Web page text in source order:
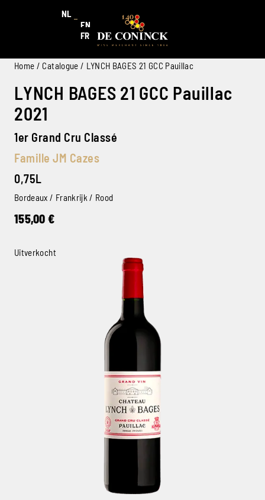
NL
EN
FR
Home / Catalogue / LYNCH BAGES 21 GCC Pauillac
LYNCH BAGES 21 GCC Pauillac
2021
1er Grand Cru Classé
Famille JM Cazes
0,75L
Bordeaux / Frankrijk / Rood
155,00 €
Uitverkocht